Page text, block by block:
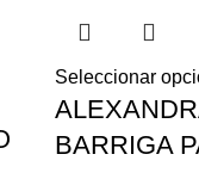
Seleccionar
BARRIGA